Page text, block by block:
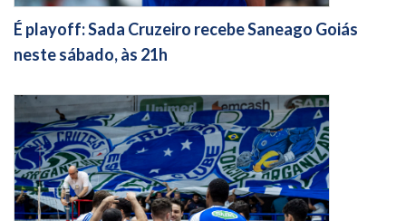
É playoff: Sada Cruzeiro recebe Saneago Goiás
neste sábado, às 21h